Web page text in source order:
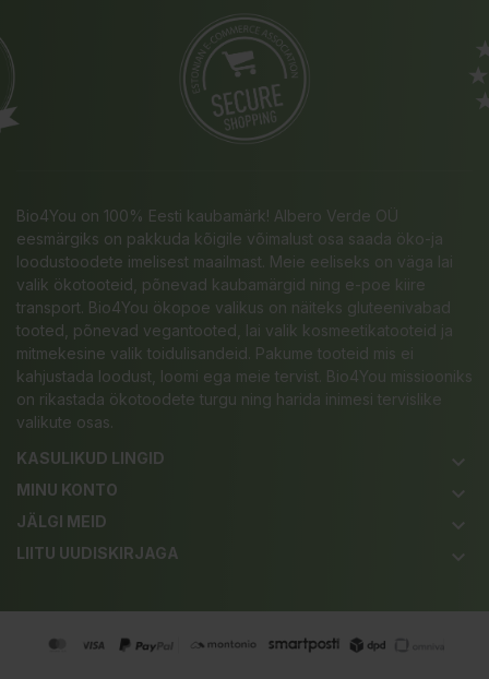
Bio4You on 100% Eesti kaubamärk! Albero Verde OÜ
eesmärgiks on pakkuda kõigile võimalust osa saada öko-ja
loodustoodete imelisest maailmast. Meie eeliseks on väga lai
valik ökotooteid, põnevad kaubamärgid ning e-poe kiire
transport. Bio4You ökopoe valikus on näiteks gluteenivabad
tooted, põnevad vegantooted, lai valik kosmeetikatooteid ja
mitmekesine valik toidulisandeid. Pakume tooteid mis ei
kahjustada loodust, loomi ega meie tervist. Bio4You missiooniks
on rikastada ökotoodete turgu ning harida inimesi tervislike
valikute osas.
KASULIKUD LINGID
keyboard_arrow_down
MINU KONTO keyboard_arrow_down
JÄLGI MEID keyboard_arrow_down
LIITU UUDISKIRJAGA keyboard_arrow_down